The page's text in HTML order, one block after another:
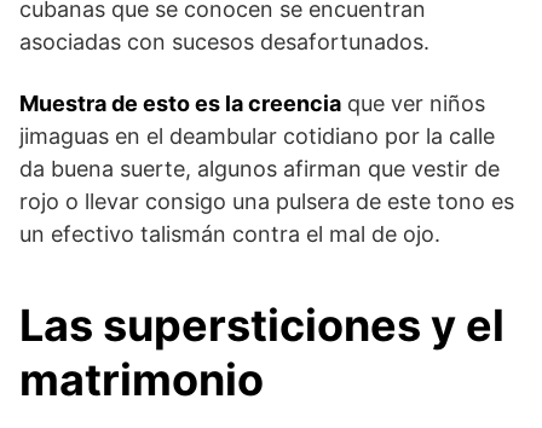
cubanas que se conocen se encuentran
asociadas con sucesos desafortunados.
Muestra de esto es la creencia que ver niños
jimaguas en el deambular cotidiano por la calle
da buena suerte, algunos afirman que vestir de
rojo o llevar consigo una pulsera de este tono es
un efectivo talismán contra el mal de ojo.
Las supersticiones y el
matrimonio